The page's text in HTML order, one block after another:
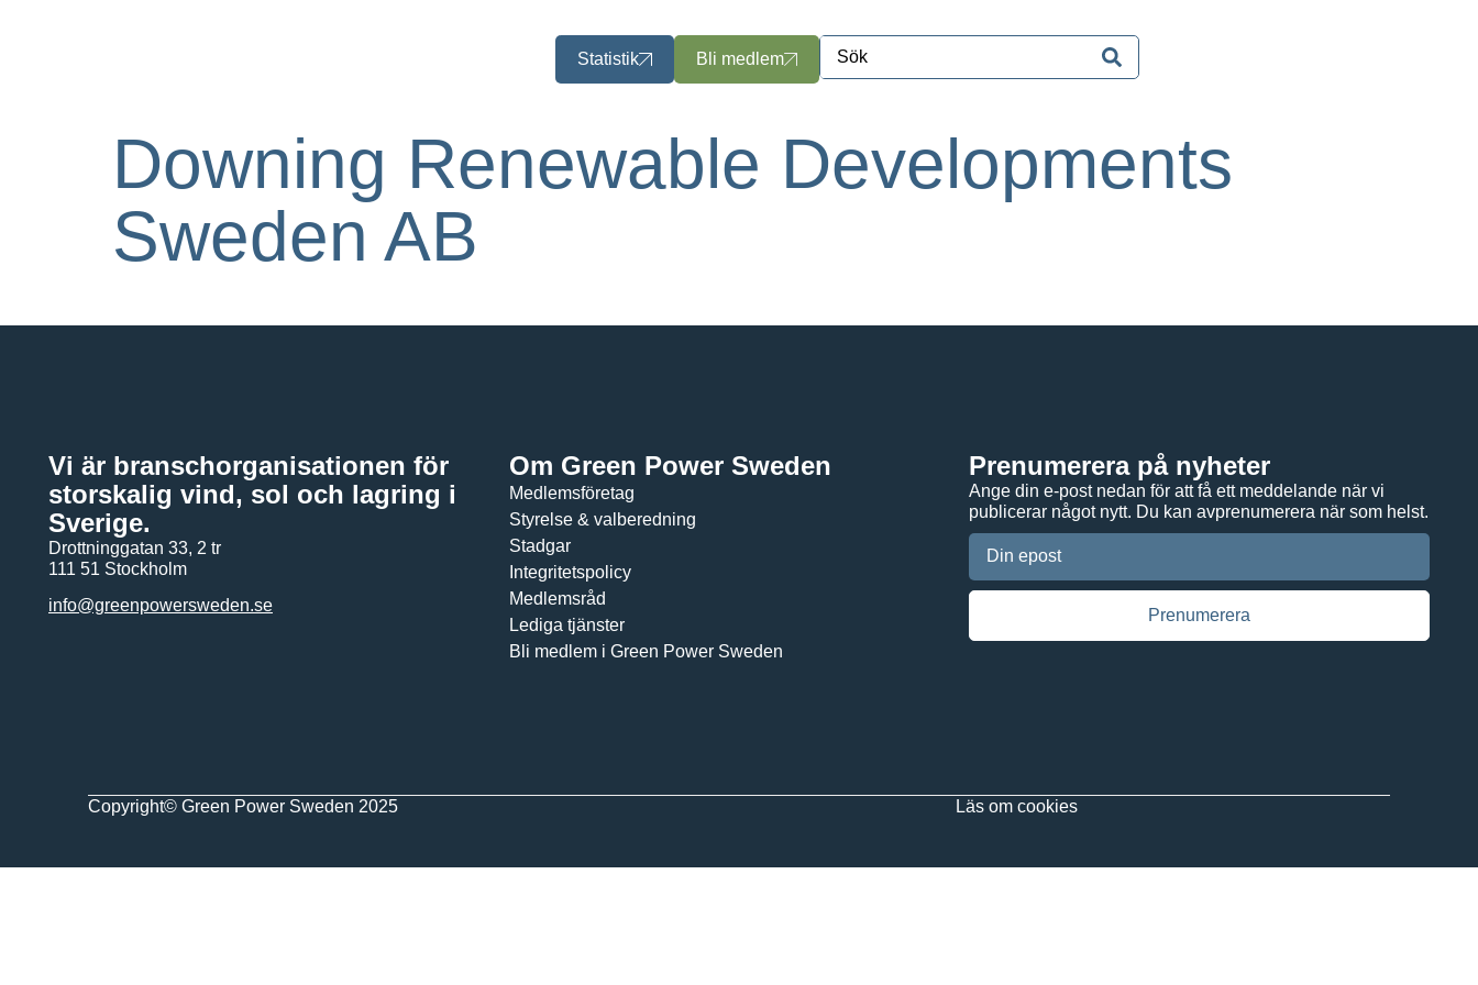
Statistik Bli medlem
Downing Renewable Developments
Sweden AB
Vi är branschorganisationen för
storskalig vind, sol och lagring i
Sverige.
Drottninggatan 33, 2 tr
111 51 Stockholm
info@greenpowersweden.se
Om Green Power Sweden
Medlemsföretag
Styrelse & valberedning
Stadgar
Integritetspolicy
Medlemsråd
Lediga tjänster
Bli medlem i Green Power Sweden
Prenumerera på nyheter
Ange din e-post nedan för att få ett meddelande när vi
publicerar något nytt. Du kan avprenumerera när som helst.
Copyright© Green Power Sweden 2025 Läs om cookies